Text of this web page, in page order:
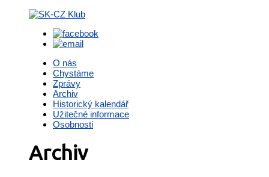
O nás
Chystáme
Zprávy
Archiv
Historický kalendář
Užitečné informace
Osobnosti
Archiv